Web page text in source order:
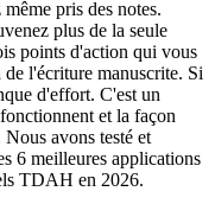
pris des notes.
plus de la seule
points d'action qui vous
de l'écriture manuscrite. Si
d'effort. C'est un
et la façon
avons testé et
6 meilleures applications
TDAH en 2026.